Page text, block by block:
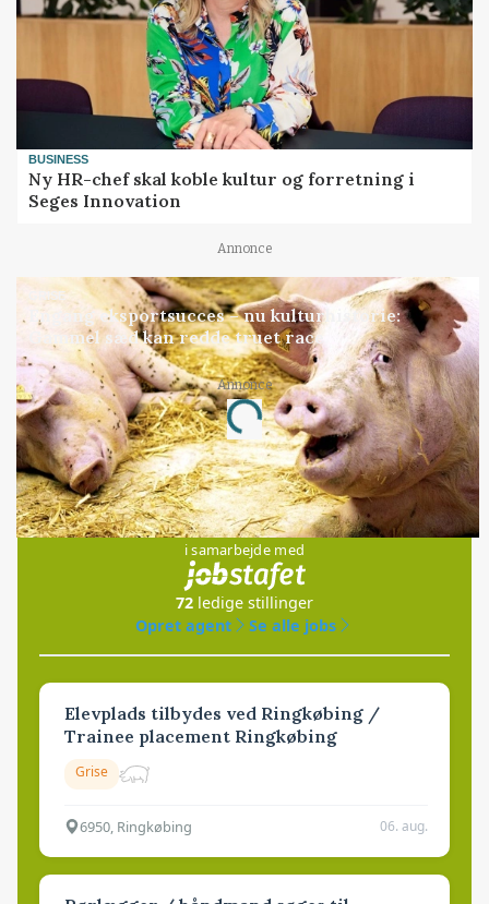
BUSINESS
Ny HR-chef skal koble kultur og forretning i
Seges Innovation
Annonce
GRISE
Engang eksportsucces – nu kulturhistorie:
Gammel sæd kan redde truet race
Annonce
Loading...
Jobs
i samarbejde med
72 ledige stillinger
Opret agent
Se alle jobs
Elevplads tilbydes ved Ringkøbing /
Trainee placement Ringkøbing
Grise
6950, Ringkøbing 06. aug.